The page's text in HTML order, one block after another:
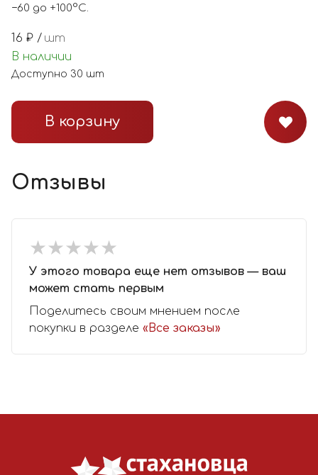
−60 до +100°С.
16 ₽ / шт
В наличии
Доступно 30 шт
В корзину
Отзывы
★★★★★
★★★★★
У этого товара еще нет отзывов — ваш
может стать первым
Поделитесь своим мнением после
покупки в разделе «Все заказы»